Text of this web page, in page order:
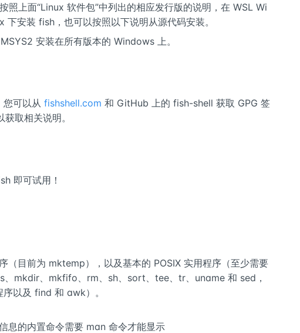
照上面“Linux 软件包”中列出的相应发行版的说明，在 WSL Wi
安装 fish，也可以按照以下说明从源代码安装。
安装在所有版本的 Windows 上。
您可以从 fishshell.com 和 GitHub 上的 fish-shell 获取 GPG 签
取相关说明。
即可试用！
（目前为 mktemp），以及基本的 POSIX 实用程序（至少需要
mkdir、mkfifo、rm、sh、sort、tee、tr、uname 和 sed，
以及 find 和 awk）。
息的内置命令需要 man 命令才能显示